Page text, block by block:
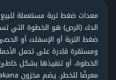
معدات ضغط تربة مستعملة
الدك (الرص) هو الخطوة التي
ضغط التربة أو الإسفلت أو
ومستقرة قادرة على تحمل
الخطوة، أو تنفيذها بشكل